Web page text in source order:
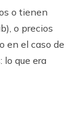
o tienen
o precios
en el caso de
lo que era